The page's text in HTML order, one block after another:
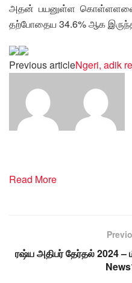
அதன் பயனுள்ள கொள்ளளவை
தற்போதைய 34.6% ஆக
Previous articleNgeri, adik
Read More
ரஷ்ய அதிபர் தேர்தல் 2024 –